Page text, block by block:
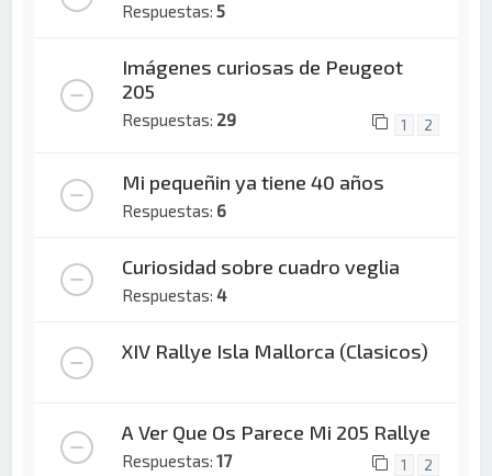
Respuestas:5
Imágenes curiosas de Peugeot
205
Respuestas: 29 1 2
Mi pequeñin ya tiene 40 años
Respuestas: 6
Curiosidad sobre cuadro veglia
Respuestas:4
XIV Rallye Isla Mallorca (Clasicos)
A Ver Que Os Parece Mi 205 Rallye
Respuestas:17 1 2